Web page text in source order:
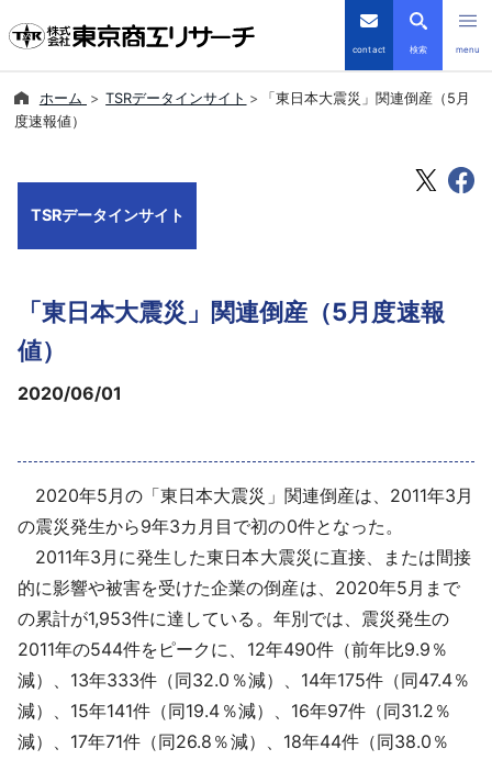
contact 検索 menu
導入事例
採用情報
よくあるご質問
English
ホーム TSRデータインサイト
「東日本大震災」関連倒産（5月
度速報値）
TSRデータインサイト
「東日本大震災」関連倒産（5月度速報
値）
2020/06/01
2020年5月の「東日本大震災」関連倒産は、2011年3月
の震災発生から9年3カ月目で初の0件となった。
2011年3月に発生した東日本大震災に直接、または間接
的に影響や被害を受けた企業の倒産は、2020年5月まで
の累計が1,953件に達している。年別では、震災発生の
2011年の544件をピークに、12年490件（前年比9.9％
減）、13年333件（同32.0％減）、14年175件（同47.4％
減）、15年141件（同19.4％減）、16年97件（同31.2％
減）、17年71件（同26.8％減）、18年44件（同38.0％